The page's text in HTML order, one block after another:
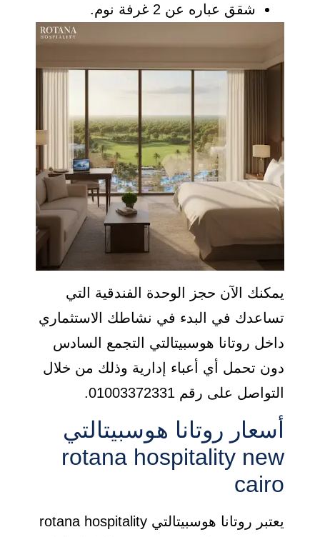
شقق عباره عن 2 غرفة نوم.
يمكنك الآن حجز الوحدة الفندقية التي
تساعدك في البدء في نشاطك الاستثماري
داخل روتانا هوسبيتالتي التجمع السادس
دون تحمل أي أعباء إدارية وذلك من خلال
التواصل على رقم 01003372331.
أسعار روتانا هوسبيتالتي
rotana hospitality new
cairo
يعتبر روتانا هوسبيتالتي rotana hospitality